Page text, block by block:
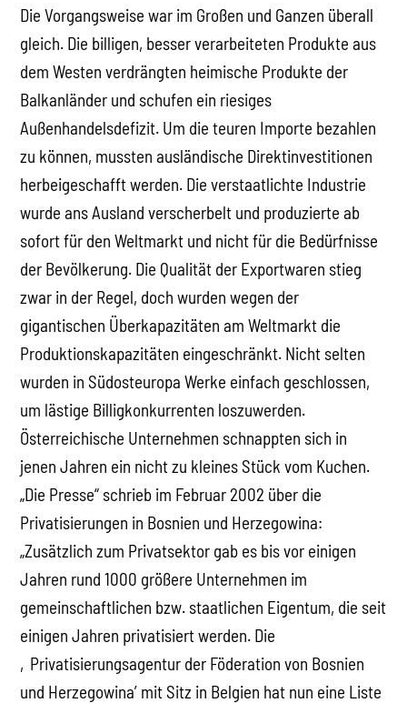
Die Vorgangsweise war im Großen und Ganzen überall
gleich. Die billigen, besser verarbeiteten Produkte aus
dem Westen verdrängten heimische Produkte der
Balkanländer und schufen ein riesiges
Außenhandelsdefizit. Um die teuren Importe bezahlen
zu können, mussten ausländische Direktinvestitionen
herbeigeschafft werden. Die verstaatlichte Industrie
wurde ans Ausland verscherbelt und produzierte ab
sofort für den Weltmarkt und nicht für die Bedürfnisse
der Bevölkerung. Die Qualität der Exportwaren stieg
zwar in der Regel, doch wurden wegen der
gigantischen Überkapazitäten am Weltmarkt die
Produktionskapazitäten eingeschränkt. Nicht selten
wurden in Südosteuropa Werke einfach geschlossen,
um lästige Billigkonkurrenten loszuwerden.
Österreichische Unternehmen schnappten sich in
jenen Jahren ein nicht zu kleines Stück vom Kuchen.
„Die Presse“ schrieb im Februar 2002 über die
Privatisierungen in Bosnien und Herzegowina:
„Zusätzlich zum Privatsektor gab es bis vor einigen
Jahren rund 1000 größere Unternehmen im
gemeinschaftlichen bzw. staatlichen Eigentum, die seit
einigen Jahren privatisiert werden. Die
‚Privatisierungsagentur der Föderation von Bosnien
und Herzegowina’ mit Sitz in Belgien hat nun eine Liste